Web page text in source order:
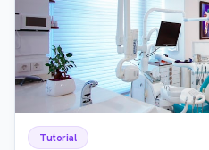
Tutorial